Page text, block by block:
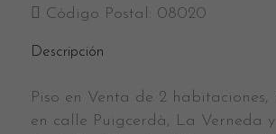
Código Postal: 08020
Descripción
Piso en Venta de 2 habitaciones,
en calle Puigcerdà, La Verneda